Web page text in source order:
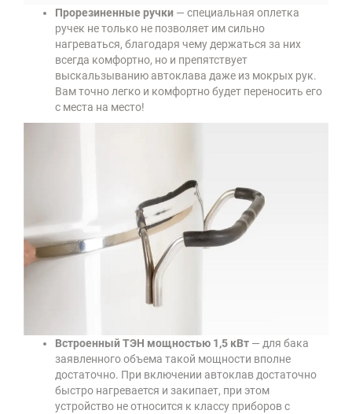
Прорезиненные ручки — специальная оплетка
ручек не только не позволяет им сильно
нагреваться, благодаря чему держаться за них
всегда комфортно, но и препятствует
выскальзыванию автоклава даже из мокрых рук.
Вам точно легко и комфортно будет переносить его
с места на место!
Встроенный ТЭН мощностью 1,5 кВт — для бака
заявленного объема такой мощности вполне
достаточно. При включении автоклав достаточно
быстро нагревается и закипает, при этом
устройство не относится к классу приборов с